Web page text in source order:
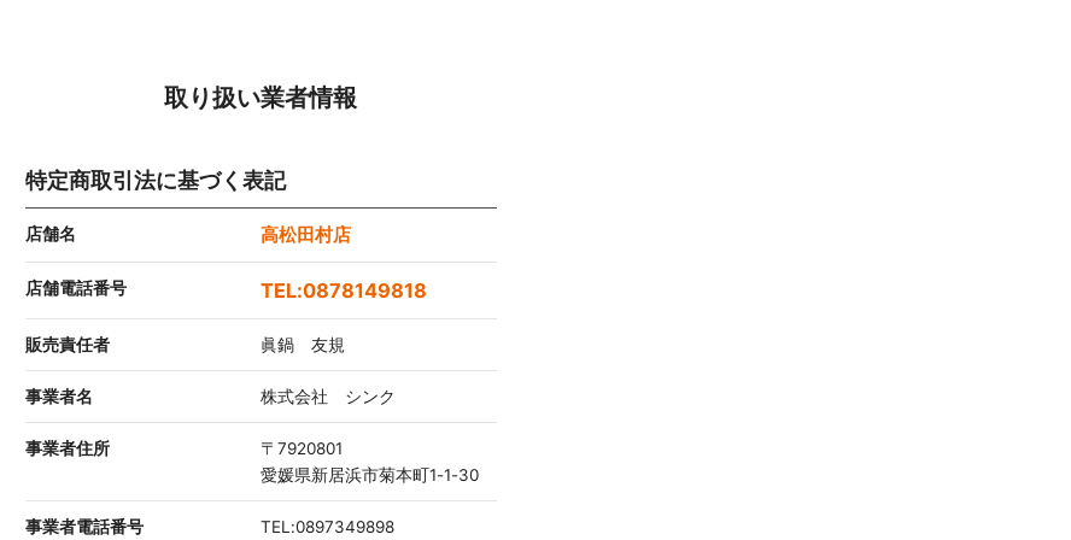
取り扱い業者情報
特定商取引法に基づく表記
店舗名 高松田村店
店舗電話番号 0878149818
販売責任者 眞鍋 友規
事業者名 株式会社 シンク
事業者住所
〒7920801
愛媛県新居浜市菊本町1-1-30
事業者電話番号 TEL:0897349898